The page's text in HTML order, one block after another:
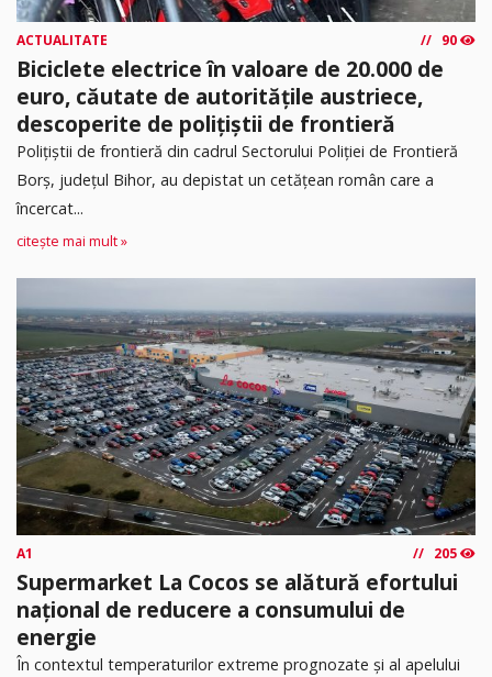
ACTUALITATE 90
Biciclete electrice în valoare de 20.000 de
euro, căutate de autoritățile austriece,
descoperite de polițiștii de frontieră
Poliţiştii de frontieră din cadrul Sectorului Poliției de Frontieră
Borș, județul Bihor, au depistat un cetățean român care a
încercat...
citește mai mult »
A1 205
Supermarket La Cocos se alătură efortului
național de reducere a consumului de
energie
În contextul temperaturilor extreme prognozate și al apelului